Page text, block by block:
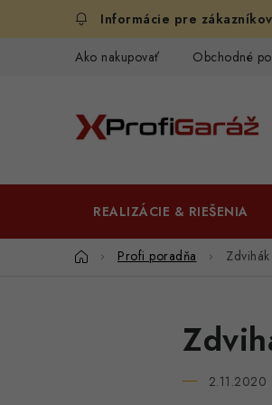
Ako nakupovať Obchodné
REALIZÁCIE & RIEŠENIA
DomovProfi poradňa
2.11.2020